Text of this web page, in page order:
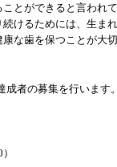
とができると言われ
けるためには、生ま
な歯を保つことが大
成者の募集を行います